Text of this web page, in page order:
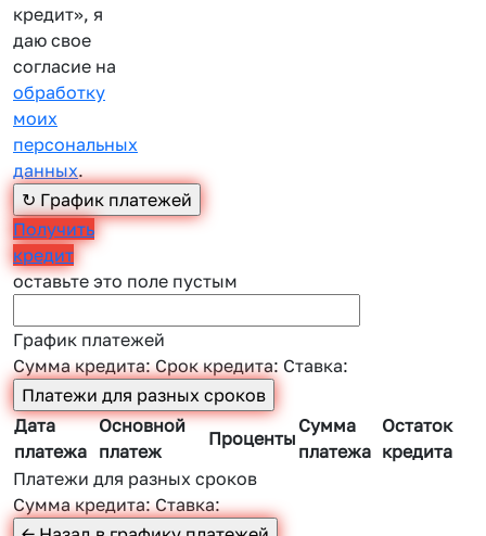
кредит», я
даю свое
согласие на
обработку
моих
персональных
данных.
Получить
кредит
оставьте это поле пустым
График платежей
Сумма кредита:Срок кредита: Ставка:
Дата
платежа
Основной
платеж
Проценты
Сумма
платежа
Остаток
кредита
Платежи для разных сроков
Сумма кредита:Ставка: